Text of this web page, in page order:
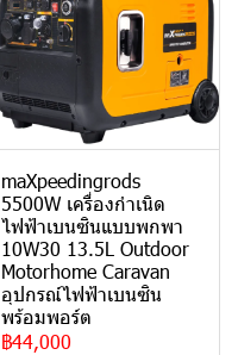
maXpeedingrods
5500W เครื่องกำเนิด
ไฟฟ้าเบนซินแบบพกพา
10W30 13.5L Outdoor
Motorhome Caravan
อุปกรณ์ไฟฟ้าเบนซิน
พร้อมพอร์ต
฿44,000